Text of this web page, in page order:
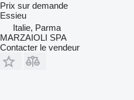
Prix sur demande
Essieu
Italie, Parma
MARZAIOLI SPA
Contacter le vendeur